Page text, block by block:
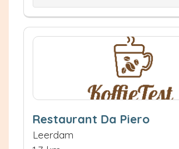
Restaurant Da Piero
Leerdam